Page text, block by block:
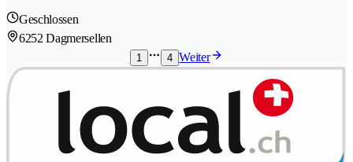
Geschlossen
6252 Dagmersellen
1 4 Weiter